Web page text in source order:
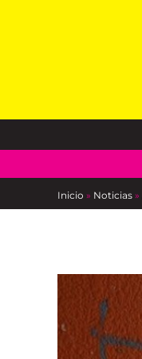
Inicio » Noticias »